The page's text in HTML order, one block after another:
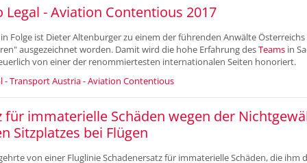
Legal - Aviation Contentious 2017
Folge ist Dieter Altenburger zu einem der führenden Anwälte
ausgezeichnet worden. Damit wird die hohe Erfahrung desTeams in
von einer der renommiertesten internationalen Seiten honoriert.
- Transport Austria - Aviation Contentious
für immaterielle Schäden wegen der
Sitzplatzes bei Flügen
von einer Fluglinie Schadenersatz für immaterielle Schäden, die ihm